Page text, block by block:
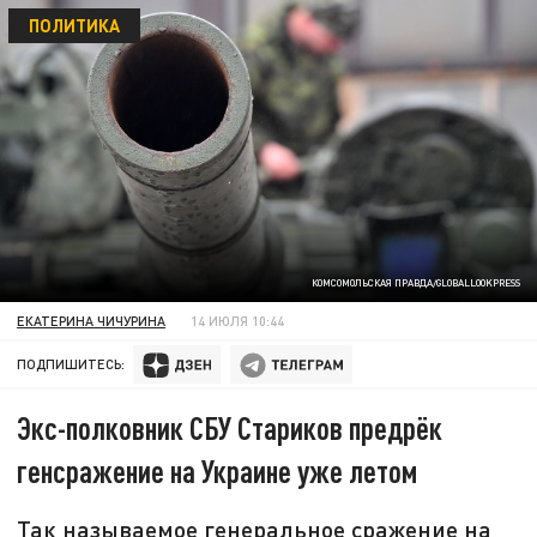
КОМСОМОЛЬСКАЯ ПРАВДА/GLOBALLOOKPRESS
ПОЛИТИКА
ЕКАТЕРИНА ЧИЧУРИНА 14 ИЮЛЯ 10:44
ПОДПИШИТЕСЬ:
Экс-полковник СБУ Стариков предрёк
генсражение на Украине уже летом
Так называемое генеральное сражение на